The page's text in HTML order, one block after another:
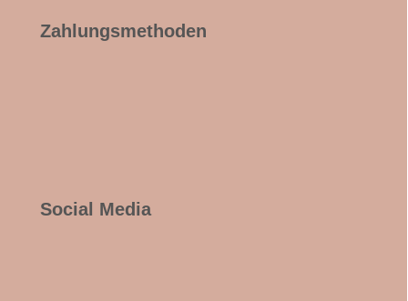
Zahlungsmethoden
Social Media